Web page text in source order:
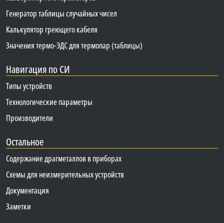
Генератор таблицы случайных чисел
Калькулятор греющего кабеля
Значения термо-ЭДС для термопар (таблицы)
Навигация по СИ
Типы устройств
Технологические параметры
Производители
Остальное
Содержание драгметаллов в приборах
Схемы для неизмерительных устройств
Документация
Заметки